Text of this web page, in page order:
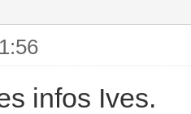
infos Ives.